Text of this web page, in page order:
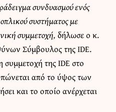
συνδυασμού ενός
συστήματος με
συμμετοχή, δήλωσε ο κ.
Σύμβουλος της IDE.
της IDE στο
από το ύψος των
και το οποίο ανέρχεται